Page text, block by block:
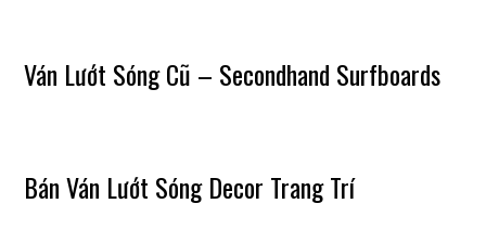
Ván Lướt Sóng Cũ – Secondhand Surfboards
Bán Ván Lướt Sóng Decor Trang Trí